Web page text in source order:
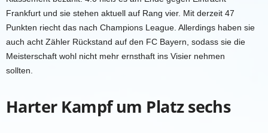
Frankfurt und sie stehen aktuell auf Rang vier. Mit derzeit 47
Punkten riecht das nach Champions League. Allerdings haben sie
auch acht Zähler Rückstand auf den FC Bayern, sodass sie die
Meisterschaft wohl nicht mehr ernsthaft ins Visier nehmen
sollten.
Harter Kampf um Platz sechs